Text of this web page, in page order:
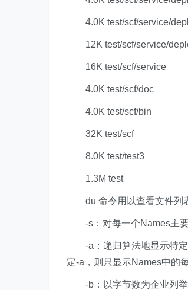
4.0K test/scf/service/
12K test/scf/service/
16K test/scf/service
4.0K test/scf/doc
4.0K test/scf/bin
32K test/scf
8.0K test/test3
1.3M test
du 命令用以查看文件列
-s：对每一个Names主要
-a：递归算法地显示特定
定-a，则只显示Names中的
-b：以字节数为企业列举